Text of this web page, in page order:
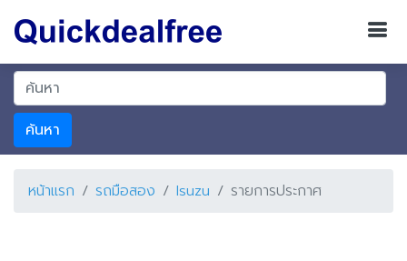
ค้นหา
หน้าแรก รถมือสอง Isuzu รายการประกาศ